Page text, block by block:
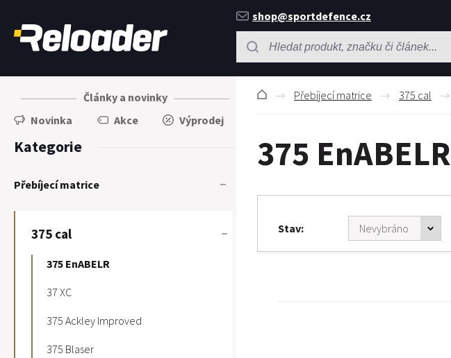
shop@sportdefence.cz
Články a novinky
Novinka
Akce Výprodej
Kategorie
Přebíjecí matrice
375 cal
375 EnABELR
37 XC
375 Ackley Improved
375 Blaser
Přebíjecí matrice 375 cal
375 EnABELR
Stav